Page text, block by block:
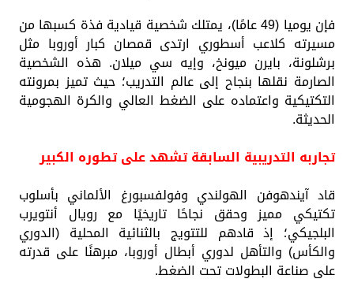
فإن يوميا (49 عامًا)، يمتلك شخصية قيادية فذة كسبها من
مسيرته كلاعب أسطوري ارتدى قمصان كبار أوروبا مثل
برشلونة، بايرن ميونخ، وإيه سي ميلان. هذه الشخصية
الصارمة نقلها بنجاح إلى عالم التدريب؛ حيث تميز بمرونته
التكتيكية واعتماده على الضغط العالي والكرة الهجومية
الحديثة.
تجاربه التدريبية السابقة تشهد على تطوره الكبير
قاد آيندهوفن الهولندي وفولفسبورغ الألماني بأسلوب
تكتيكي مميز وحقق نجاحًا تاريخيًا مع رويال أنتويرب
البلجيكي؛ إذ قادهم للتتويج بالثنائية المحلية (الدوري
والكأس) والتأهل لدوري أبطال أوروبا، مبرهنًا على قدرته
على صناعة البطولات تحت الضغط.